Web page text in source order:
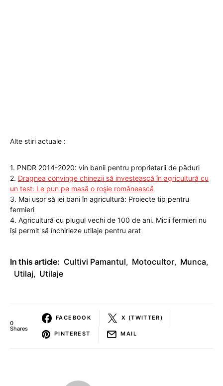
Alte stiri actuale :
1. PNDR 2014-2020: vin banii pentru proprietarii de păduri
2. Dragnea convinge chinezii să investească în agricultură cu
un test: Le pun pe masă o roşie românească
3. Mai uşor să iei bani în agricultură: Proiecte tip pentru
fermieri
4. Agricultură cu plugul vechi de 100 de ani. Micii fermieri nu
își permit să închirieze utilaje pentru arat
In this article: Cultivi Pamantul, Motocultor, Munca,
Utilaj, Utilaje
0
Shares
FACEBOOK X (TWITTER)
PINTEREST MAIL